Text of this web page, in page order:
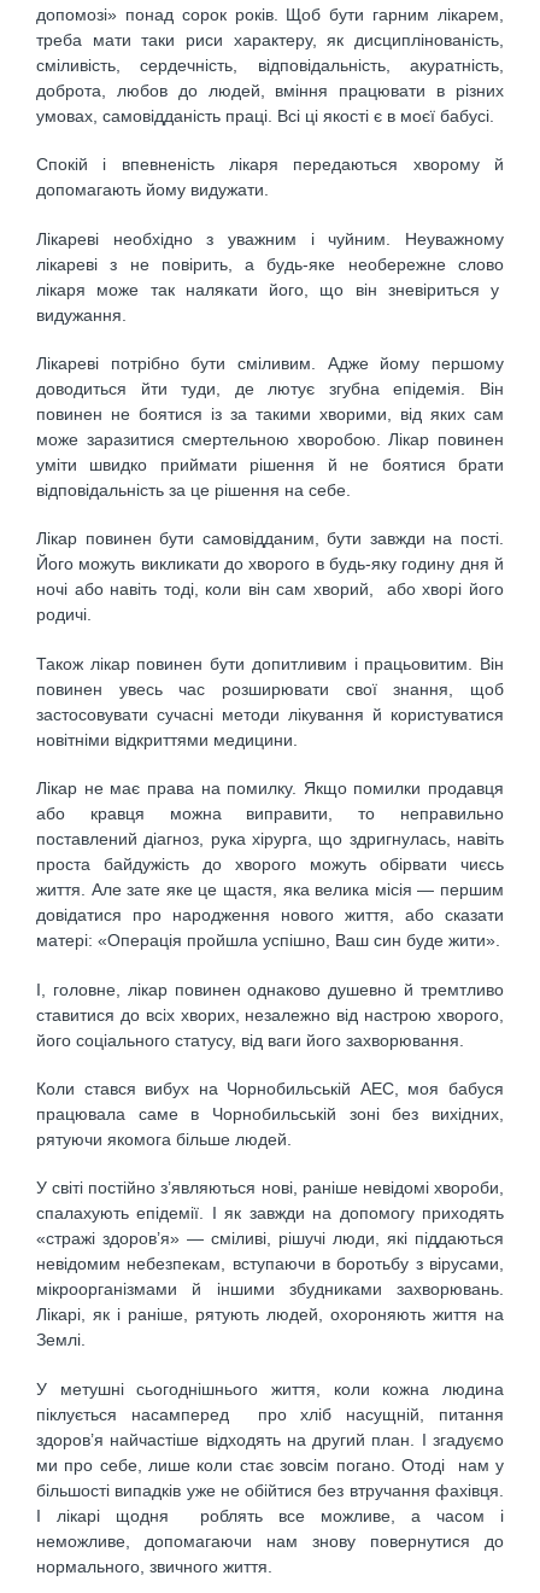
допомозі» понад сорок років. Щоб бути гарним лікарем,
треба мати таки риси характеру, як дисциплінованість,
сміливість, сердечність, відповідальність, акуратність,
доброта, любов до людей, вміння працювати в різних
умовах, самовідданість праці. Всі ці якості є в моєї бабусі.
Спокій і впевненість лікаря передаються хворому й
допомагають йому видужати.
Лікареві необхідно з уважним і чуйним. Неуважному
лікареві з не повірить, а будь-яке необережне слово
лікаря може так налякати його, що він зневіриться у
видужання.
Лікареві потрібно бути сміливим. Адже йому першому
доводиться йти туди, де лютує згубна епідемія. Він
повинен не боятися із за такими хворими, від яких сам
може заразитися смертельною хворобою. Лікар повинен
уміти швидко приймати рішення й не боятися брати
відповідальність за це рішення на себе.
Лікар повинен бути самовідданим, бути завжди на пості.
Його можуть викликати до хворого в будь-яку годину дня й
ночі або навіть тоді, коли він сам хворий, або хворі його
родичі.
Також лікар повинен бути допитливим і працьовитим. Він
повинен увесь час розширювати свої знання, щоб
застосовувати сучасні методи лікування й користуватися
новітніми відкриттями медицини.
Лікар не має права на помилку. Якщо помилки продавця
або кравця можна виправити, то неправильно
поставлений діагноз, рука хірурга, що здригнулась, навіть
проста байдужість до хворого можуть обірвати чиєсь
життя. Але зате яке це щастя, яка велика місія — першим
довідатися про народження нового життя, або сказати
матері: «Операція пройшла успішно, Ваш син буде жити».
І, головне, лікар повинен однаково душевно й тремтливо
ставитися до всіх хворих, незалежно від настрою хворого,
його соціального статусу, від ваги його захворювання.
Коли стався вибух на Чорнобильській АЕС, моя бабуся
працювала саме в Чорнобильській зоні без вихідних,
рятуючи якомога більше людей.
У світі постійно з’являються нові, раніше невідомі хвороби,
спалахують епідемії. І як завжди на допомогу приходять
«стражі здоров’я» — сміливі, рішучі люди, які піддаються
невідомим небезпекам, вступаючи в боротьбу з вірусами,
мікроорганізмами й іншими збудниками захворювань.
Лікарі, як і раніше, рятують людей, охороняють життя на
Землі.
У метушні сьогоднішнього життя, коли кожна людина
піклується насамперед про хліб насущній, питання
здоров’я найчастіше відходять на другий план. І згадуємо
ми про себе, лише коли стає зовсім погано. Отоді нам у
більшості випадків уже не обійтися без втручання фахівця.
І лікарі щодня роблять все можливе, а часом і
неможливе, допомагаючи нам знову повернутися до
нормального, звичного життя.